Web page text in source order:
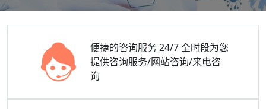
便捷的咨询服务24/7 全时段为您
提供咨询服务/网站咨询/来电咨
询